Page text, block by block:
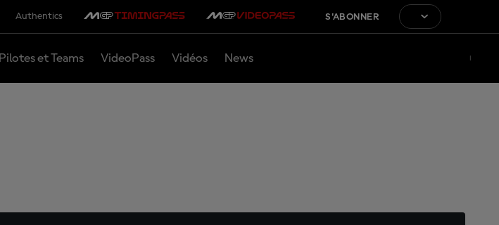
Authentics S'ABONNER
Pilotes et Teams VideoPass Vidéos News